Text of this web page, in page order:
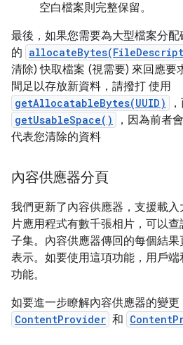
空白檔案則完整保留。
最後，如果您需要為大型檔案分
的
清除) 快取檔案 (視需要) 來回應要
間足以存放新資料，請撥打 使用
getAllocatableBytes(UUID)
getUsableSpace()
，因為前者
代表您清除的資料
內容供應器分頁
我們更新了內容供應器，支援載
片應用程式有數千張相片，可以
子集。內容供應器傳回的每個結
表示。如要使用這項功能，用戶
功能。
如要進一步瞭解內容供應器的變更
ContentProvider 和